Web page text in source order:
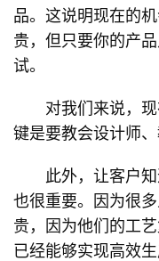
品。这说明现在的
贵，但只要你的产
试。
对我们来说，现
键是要教会设计师
此外，让客户知
也很重要。因为很
贵，因为他们的工
已经能够实现高效